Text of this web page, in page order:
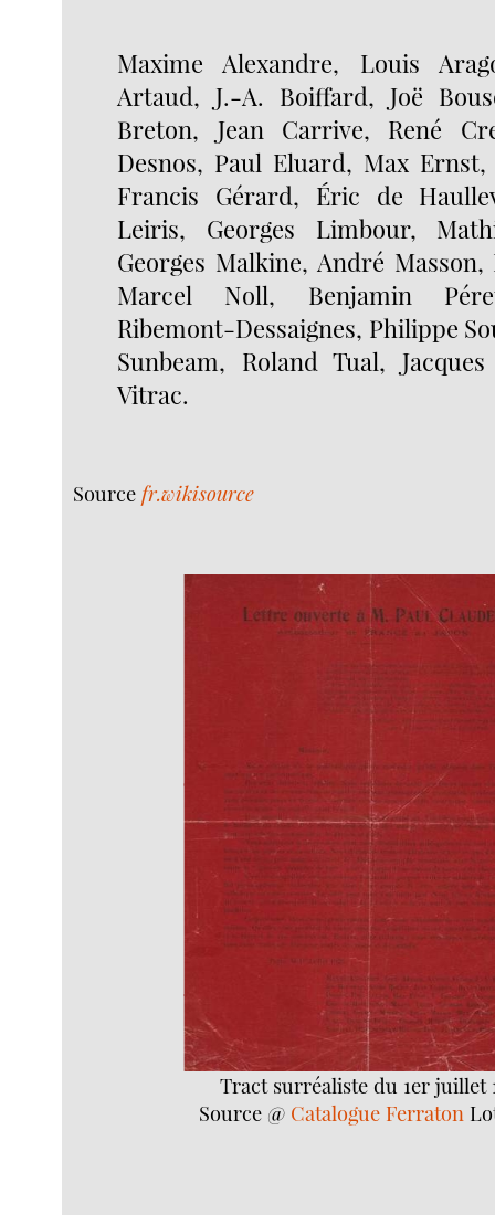
Maxime Alexandre, Louis
Artaud, J.-A. Boiffard, Joë
Breton, Jean Carrive, René
Desnos, Paul Eluard, Max
Francis Gérard, Éric de
Leiris, Georges Limbour,
Georges Malkine, André
Marcel Noll, Benjamin
Ribemont-Dessaignes, Philippe
Sunbeam, Roland Tual,
Vitrac.
Sourcefr.wikisource
Tract surréaliste du 1er juillet
Source @ Catalogue Ferraton